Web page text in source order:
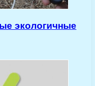
экологичные